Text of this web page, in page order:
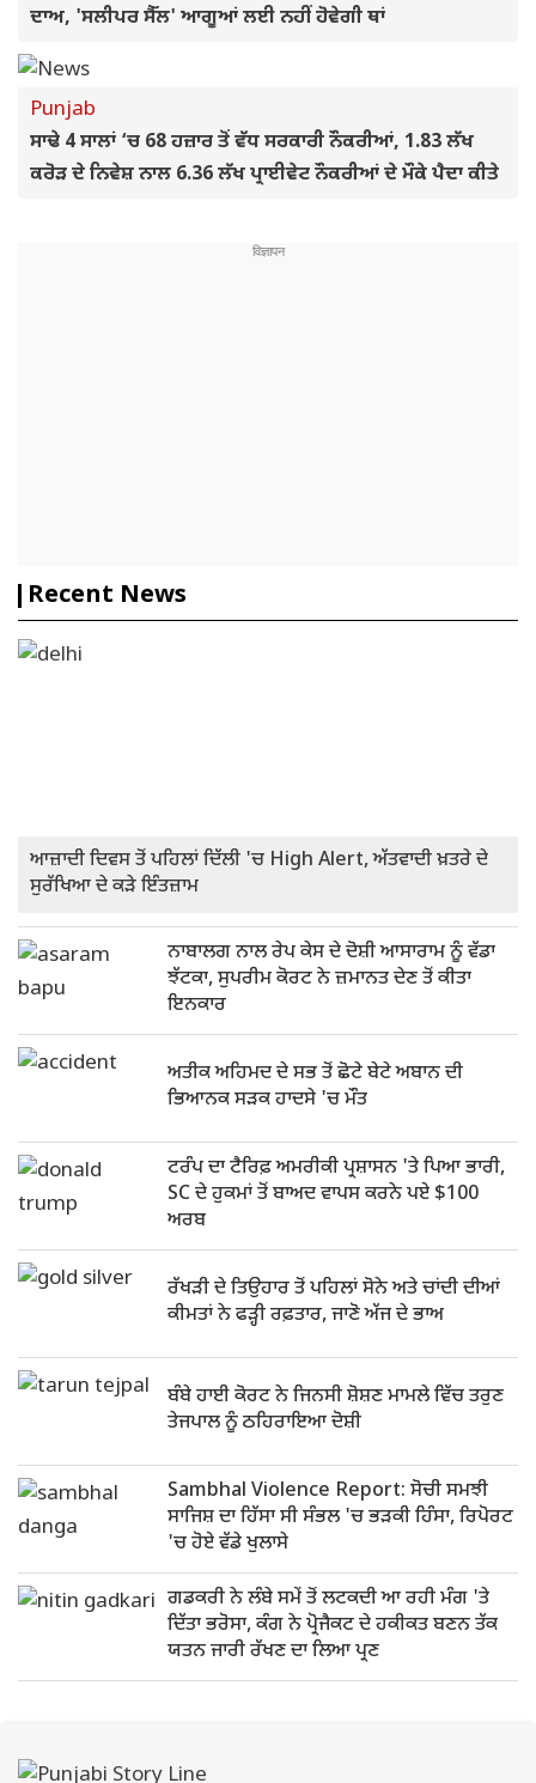
ਦਾਅ, 'ਸਲੀਪਰ ਸੈੱਲ' ਆਗੂਆਂ ਲਈ ਨਹੀਂ ਹੋਵੇਗੀ ਥਾਂ
Punjab
ਸਾਢੇ 4 ਸਾਲਾਂ ‘ਚ 68 ਹਜ਼ਾਰ ਤੋਂ ਵੱਧ ਸਰਕਾਰੀ ਨੌਕਰੀਆਂ, 1.83 ਲੱਖ
ਕਰੋੜ ਦੇ ਨਿਵੇਸ਼ ਨਾਲ 6.36 ਲੱਖ ਪ੍ਰਾਈਵੇਟ ਨੌਕਰੀਆਂ ਦੇ ਮੌਕੇ ਪੈਦਾ ਕੀਤੇ
Recent News
ਆਜ਼ਾਦੀ ਦਿਵਸ ਤੋਂ ਪਹਿਲਾਂ ਦਿੱਲੀ 'ਚ High Alert, ਅੱਤਵਾਦੀ ਖ਼ਤਰੇ ਦੇ
ਸੁਰੱਖਿਆ ਦੇ ਕੜੇ ਇੰਤਜ਼ਾਮ
ਨਾਬਾਲਗ ਨਾਲ ਰੇਪ ਕੇਸ ਦੇ ਦੋਸ਼ੀ ਆਸਾਰਾਮ ਨੂੰ ਵੱਡਾ
ਝੱਟਕਾ, ਸੁਪਰੀਮ ਕੋਰਟ ਨੇ ਜ਼ਮਾਨਤ ਦੇਣ ਤੋਂ ਕੀਤਾ
ਇਨਕਾਰ
ਅਤੀਕ ਅਹਿਮਦ ਦੇ ਸਭ ਤੋਂ ਛੋਟੇ ਬੇਟੇ ਅਬਾਨ ਦੀ
ਭਿਆਨਕ ਸੜਕ ਹਾਦਸੇ 'ਚ ਮੌਤ
ਟਰੰਪ ਦਾ ਟੈਰਿਫ਼ ਅਮਰੀਕੀ ਪ੍ਰਸ਼ਾਸਨ 'ਤੇ ਪਿਆ ਭਾਰੀ,
SC ਦੇ ਹੁਕਮਾਂ ਤੋਂ ਬਾਅਦ ਵਾਪਸ ਕਰਨੇ ਪਏ $100
ਅਰਬ
ਰੱਖੜੀ ਦੇ ਤਿਉਹਾਰ ਤੋਂ ਪਹਿਲਾਂ ਸੋਨੇ ਅਤੇ ਚਾਂਦੀ ਦੀਆਂ
ਕੀਮਤਾਂ ਨੇ ਫੜ੍ਹੀ ਰਫ਼ਤਾਰ, ਜਾਣੋ ਅੱਜ ਦੇ ਭਾਅ
ਬੰਬੇ ਹਾਈ ਕੋਰਟ ਨੇ ਜਿਨਸੀ ਸ਼ੋਸ਼ਣ ਮਾਮਲੇ ਵਿੱਚ ਤਰੁਣ
ਤੇਜਪਾਲ ਨੂੰ ਠਹਿਰਾਇਆ ਦੋਸ਼ੀ
Sambhal Violence Report: ਸੋਚੀ ਸਮਝੀ
ਸਾਜਿਸ਼ ਦਾ ਹਿੱਸਾ ਸੀ ਸੰਭਲ 'ਚ ਭੜਕੀ ਹਿੰਸਾ, ਰਿਪੋਰਟ
'ਚ ਹੋਏ ਵੱਡੇ ਖੁਲਾਸੇ
ਗਡਕਰੀ ਨੇ ਲੰਬੇ ਸਮੇਂ ਤੋਂ ਲਟਕਦੀ ਆ ਰਹੀ ਮੰਗ 'ਤੇ
ਦਿੱਤਾ ਭਰੋਸਾ, ਕੰਗ ਨੇ ਪ੍ਰੋਜੈਕਟ ਦੇ ਹਕੀਕਤ ਬਣਨ ਤੱਕ
ਯਤਨ ਜਾਰੀ ਰੱਖਣ ਦਾ ਲਿਆ ਪ੍ਰਣ